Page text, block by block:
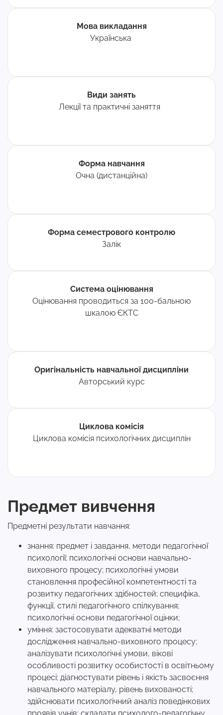
Мова викладання
Українська
Види занять
Лекції та практичні заняття
Форма навчання
Очна (дистанційна)
Форма семестрового контролю
Залік
Система оцінювання
Оцінювання проводиться за 100-бальною
шкалою ЄКТС
Оригінальність навчальної дисципліни
Авторський курс
Циклова комісія
Циклова комісія психологічних дисциплін
Предмет вивчення
Предметні результати навчання:
знання: предмет і завдання, методи педагогічної
психології; психологічні основи навчально-
виховного процесу; психологічні умови
становлення професійної компетентності та
розвитку педагогічних здібностей; специфіка,
функції, стилі педагогічного спілкування;
психологічні основи педагогічної оцінки;
уміння: застосовувати адекватні методи
дослідження навчально-виховного процесу;
аналізувати психологічні умови, вікові
особливості розвитку особистості в освітньому
процесі; діагностувати рівень і якість засвоєння
навчального матеріалу, рівень вихованості;
здійснювати психологічний аналіз поведінкових